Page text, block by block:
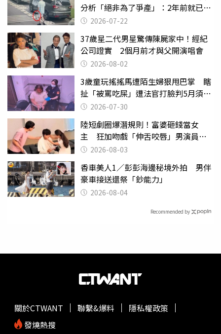
分析「絕非為了爭產」：2年前就已言
行詭異
2026-07-22
37歲星二代男星驚傳陳屍家中！經紀
公司證實 2個月前才與父開演唱會
2026-08-02
3歲童玩搖搖馬遭陌生婦狠甩巴掌 瞎
扯「被罵吃屎」遭法官打臉判5月須入
監 2026-07-30
陸短劇圈爆潛規則！富婆砸錢當女
主 狂加吻戲「伸舌咬唇」男演員崩
潰 2026-08-03
香車美人1／彭彭海邊秘境外拍 男伴
豪車接送還祭「鈔能力」
2026-08-04
Recommended by
關於CTWANT 聯繫&爆料
隱私權政策
發燒熱搜